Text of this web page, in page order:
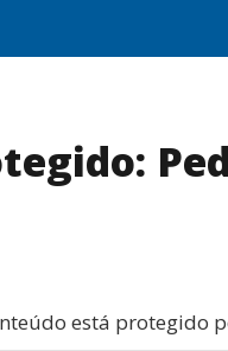
está protegido